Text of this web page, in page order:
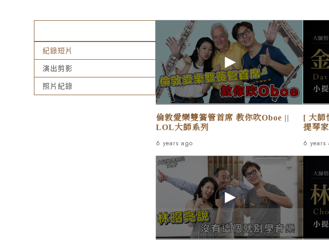
紀錄短片
演出剪影
照片紀錄
倫敦愛樂雙簧管首席 教你吹Oboe ||
LOL大師系列
6 years ago
[ 大師
提琴
6 years